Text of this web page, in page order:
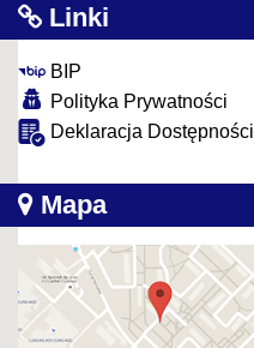
Linki
BIP
Polityka Prywatności
Deklaracja Dostępności
Mapa